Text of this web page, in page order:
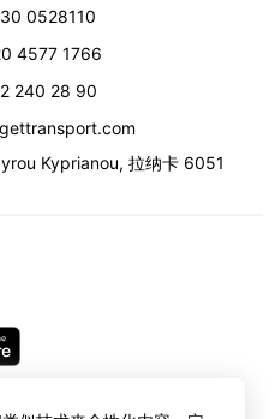
0528110
4577 1766
240 28 90
Kyprianou,拉纳卡 6051